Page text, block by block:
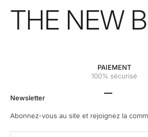
THE NEW
PAIEMENT
100% sécurisé
Newsletter
Abonnez-vous au site et rejoignez la